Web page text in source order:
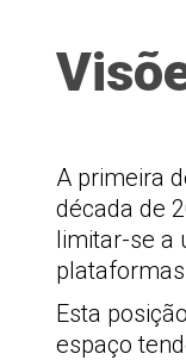
A primeira
década de
limitar-se a
Esta
espaço